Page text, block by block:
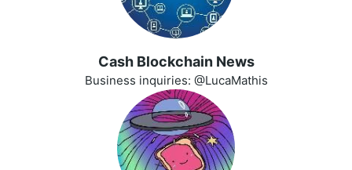
Cash Blockchain News
Business inquiries: @LucaMathis